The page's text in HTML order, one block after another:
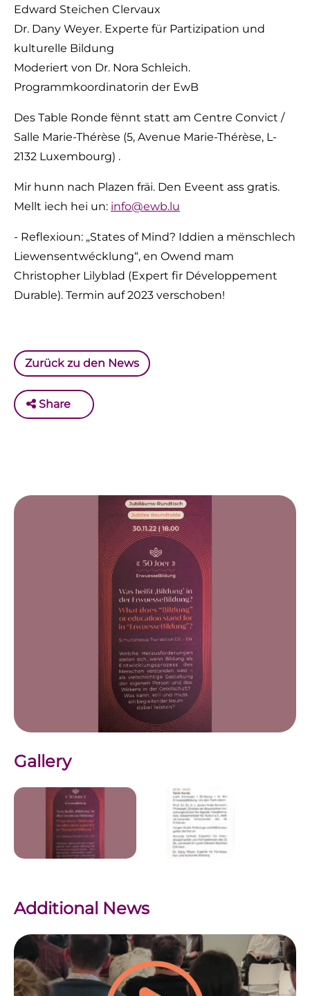
Edward Steichen Clervaux
Dr. Dany Weyer. Experte für Partizipation und
kulturelle Bildung
Moderiert von Dr. Nora Schleich.
Programmkoordinatorin der EwB
Des Table Ronde fënnt statt am Centre Convict /
Salle Marie-Thérèse (5, Avenue Marie-Thérèse, L-
2132 Luxembourg) .
Mir hunn nach Plazen fräi. Den Eveent ass gratis.
Mellt iech hei un: info@ewb.lu
‍- Reflexioun: „States of Mind? Iddien a mënschlech
Liewensentwécklung“, en Owend mam
Christopher Lilyblad (Expert fir Développement
Durable). Termin auf 2023 verschoben!
Zurück zu den News
Share
Gallery
Additional News